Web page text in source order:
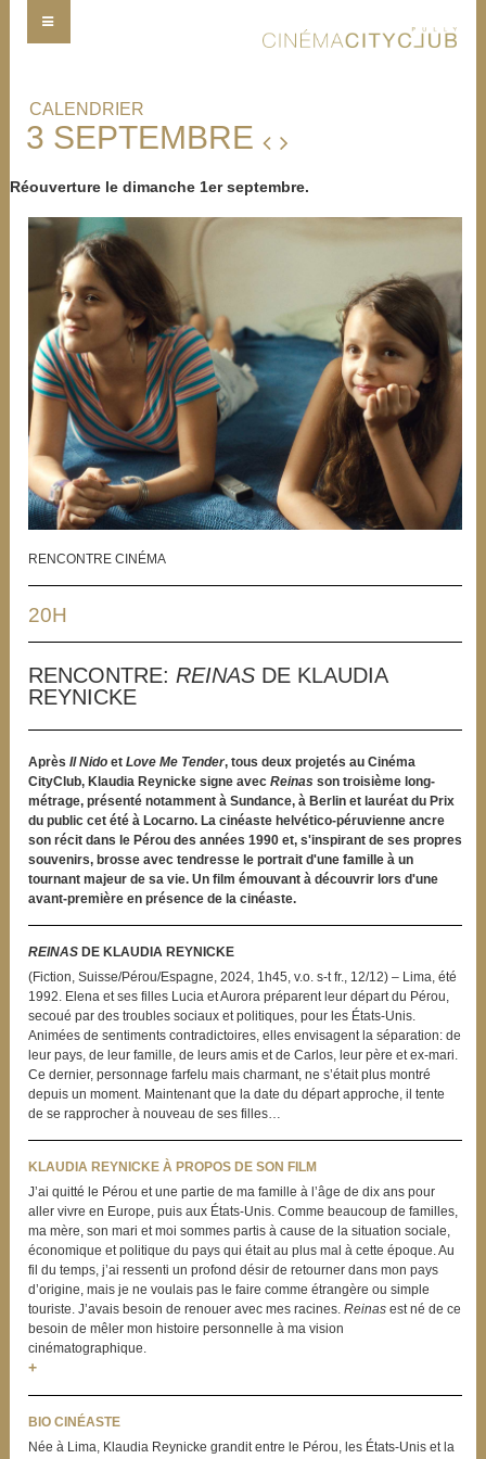
3 SEPTEMBRE
Réouverture le dimanche 1er septembre.
RENCONTRE CINÉMA
20H
RENCONTRE: REINASDE KLAUDIA
REYNICKE
Après Il Nidoet Love Me Tender, tous deux projetés au Cinéma
CityClub, Klaudia Reynicke signe avec Reinas son troisième long-
métrage, présenté notamment à Sundance, à Berlin et lauréat du Prix
du public cet été à Locarno. La cinéaste helvético-péruvienne ancre
son récit dans le Pérou des années 1990 et, s'inspirant de ses propres
souvenirs, brosse avec tendresse le portrait d'une famille à un
tournant majeur de sa vie. Un film émouvant à découvrir lors d'une
avant-première en présence de la cinéaste.
REINASDE KLAUDIA REYNICKE
(Fiction, Suisse/Pérou/Espagne, 2024, 1h45, v.o. s-t fr., 12/12) – Lima, été
1992. Elena et ses filles Lucia et Aurora préparent leur départ du Pérou,
secoué par des troubles sociaux et politiques, pour les États-Unis.
Animées de sentiments contradictoires, elles envisagent la séparation: de
leur pays, de leur famille, de leurs amis et de Carlos, leur père et ex-mari.
Ce dernier, personnage farfelu mais charmant, ne s’était plus montré
depuis un moment. Maintenant que la date du départ approche, il tente
de se rapprocher à nouveau de ses filles…
KLAUDIA REYNICKE À PROPOS DE SON FILM
J’ai quitté le Pérou et une partie de ma famille à l’âge de dix ans pour
aller vivre en Europe, puis aux États-Unis. Comme beaucoup de familles,
ma mère, son mari et moi sommes partis à cause de la situation sociale,
économique et politique du pays qui était au plus mal à cette époque. Au
fil du temps, j’ai ressenti un profond désir de retourner dans mon pays
d’origine, mais je ne voulais pas le faire comme étrangère ou simple
touriste. J’avais besoin de renouer avec mes racines. Reinas est né de ce
besoin de mêler mon histoire personnelle à ma vision
cinématographique.
+
BIO CINÉASTE
Née à Lima, Klaudia Reynicke grandit entre le Pérou, les États-Unis et la
CALENDRIER